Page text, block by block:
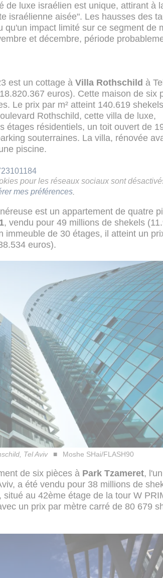
de luxe israélien est unique, attirant à
israélienne aisée". Les hausses des
qu'un impact limité sur ce segment de
et décembre, période
est un cottage à Villa Rothschild à
euros). Cette maison de six
Le prix par m² atteint 140.619
Rothschild, cette villa de luxe,
étages résidentiels, un toit ouvert de
souterraines. La villa, rénovée
piscine.
pour les réseaux sociaux sont
mes préférences
est un appartement de quatre
, vendu pour 49 millions de shekels
immeuble de 30 étages, il atteint un
euros).
Tel Aviv Moshe SHai/FLASH90
de six pièces à Park Tzameret,
a été vendu pour 38 millions de
au 42ème étage de la tour W
un prix par mètre carré de 80 679